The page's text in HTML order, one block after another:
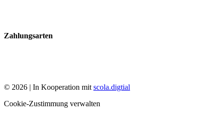
Zahlungsarten
© 2026 | In Kooperation mit scola.digtial
Cookie-Zustimmung verwalten